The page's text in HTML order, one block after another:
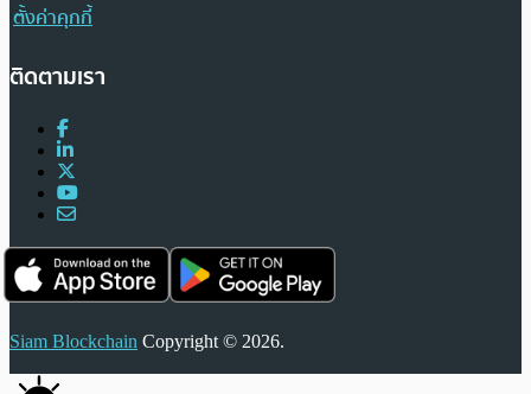
ตั้งค่าคุกกี้
ติดตามเรา
Siam Blockchain Copyright © 2026.